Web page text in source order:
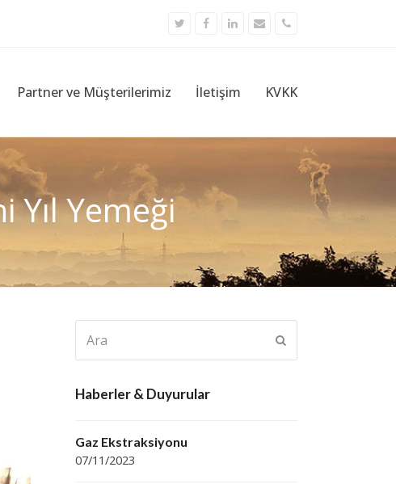
TwitterFacebookLinkedInEmailPhone
Partner ve Müşterilerimiz İletişim KVKK
Yemeği
Haberler & Duyurular
Gaz Ekstraksiyonu
07/11/2023